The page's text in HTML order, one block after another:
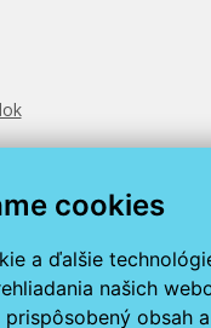
cookies
a ďalšie
našich
obsah